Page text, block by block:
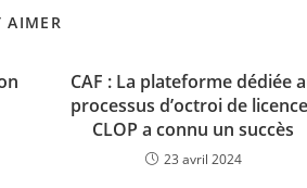
AIMER
CAF : La plateforme dédiée
processus d’octroi de
CLOP a connu un succès
23 avril 2024